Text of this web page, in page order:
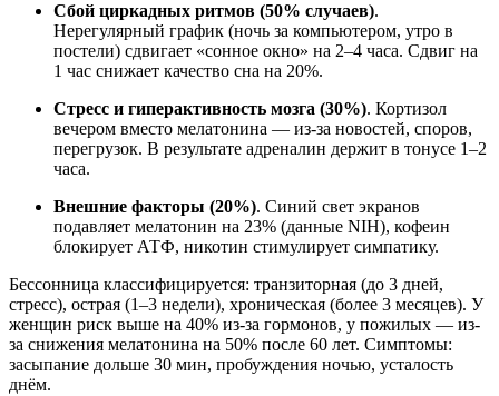
Сбой циркадных ритмов (50% случаев).
Нерегулярный график (ночь за компьютером, утро в
постели) сдвигает «сонное окно» на 2–4 часа. Сдвиг на
1 час снижает качество сна на 20%.
Стресс и гиперактивность мозга (30%). Кортизол
вечером вместо мелатонина — из-за новостей, споров,
перегрузок. В результате адреналин держит в тонусе 1–2
часа.
Внешние факторы (20%). Синий свет экранов
подавляет мелатонин на 23% (данные NIH), кофеин
блокирует АТФ, никотин стимулирует симпатику.
Бессонница классифицируется: транзиторная (до 3 дней,
стресс), острая (1–3 недели), хроническая (более 3 месяцев). У
женщин риск выше на 40% из-за гормонов, у пожилых — из-
за снижения мелатонина на 50% после 60 лет. Симптомы:
засыпание дольше 30 мин, пробуждения ночью, усталость
днём.